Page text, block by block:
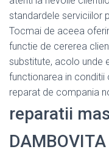
standardele serviciilor
Tocmai de aceea
functie de cererea
substitute, acolo unde
functionarea in
reparat de compania
reparatii
DAMBOVITA